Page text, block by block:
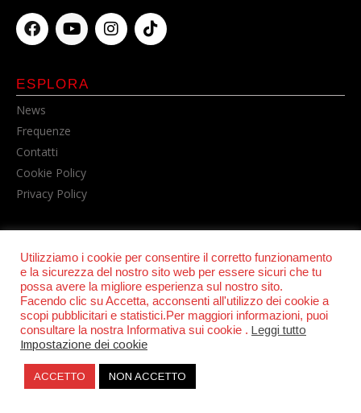
© POWER RADIO srl | C.F. e P.IVA 06157210631
ESPLORA
News
Frequenze
Contatti
Cookie Policy
Privacy Policy
Utilizziamo i cookie per consentire il corretto funzionamento
e la sicurezza del nostro sito web per essere sicuri che tu
possa avere la migliore esperienza sul nostro sito.
Facendo clic su Accetta, acconsenti all'utilizzo dei cookie a
scopi pubblicitari e statistici.Per maggiori informazioni, puoi
consultare la nostra Informativa sui cookie . Leggi tutto
Impostazione dei cookie
ACCETTO NON ACCETTO